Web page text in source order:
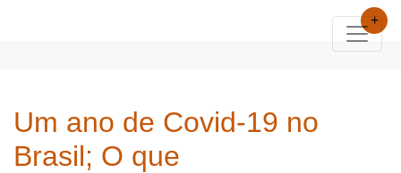
+
Um ano de Covid-19 no
Brasil; O que